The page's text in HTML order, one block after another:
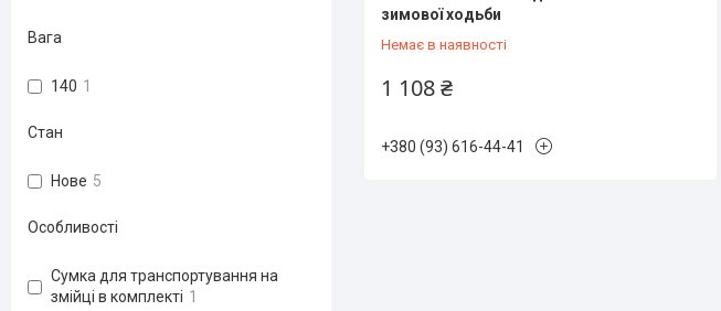
зимової ходьби
Немає в наявності
1 108 ₴
+380 (93) 616-44-41
Вага
140 1
Стан
Нове 5
Особливості
Сумка для транспортування на
змійці в комплекті 1